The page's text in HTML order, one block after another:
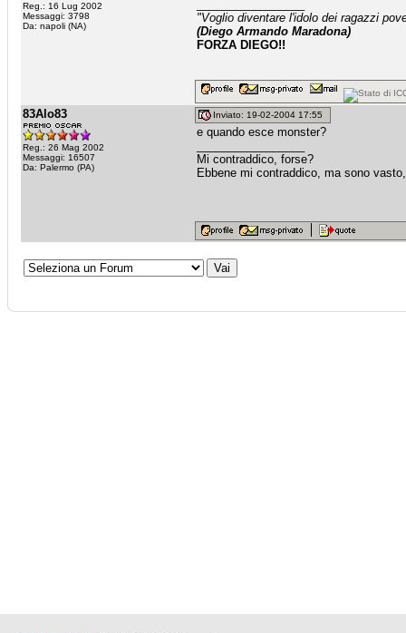
Reg.: 16 Lug 2002
Messaggi: 3798
Da: napoli (NA)
"Voglio diventare l'idolo dei ragazzi
(Diego Armando Maradona)
FORZA DIEGO!!
83Alo83
Reg.: 26 Mag 2002
Messaggi: 16507
Da: Palermo (PA)
Inviato: 19-02-2004 17:55
e quando esce monster?
Mi contraddico, forse?
Ebbene mi contraddico, ma sono